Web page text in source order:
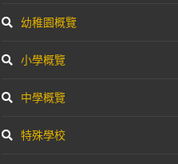
幼稚園概覽
小學概覽
中學概覽
特殊學校